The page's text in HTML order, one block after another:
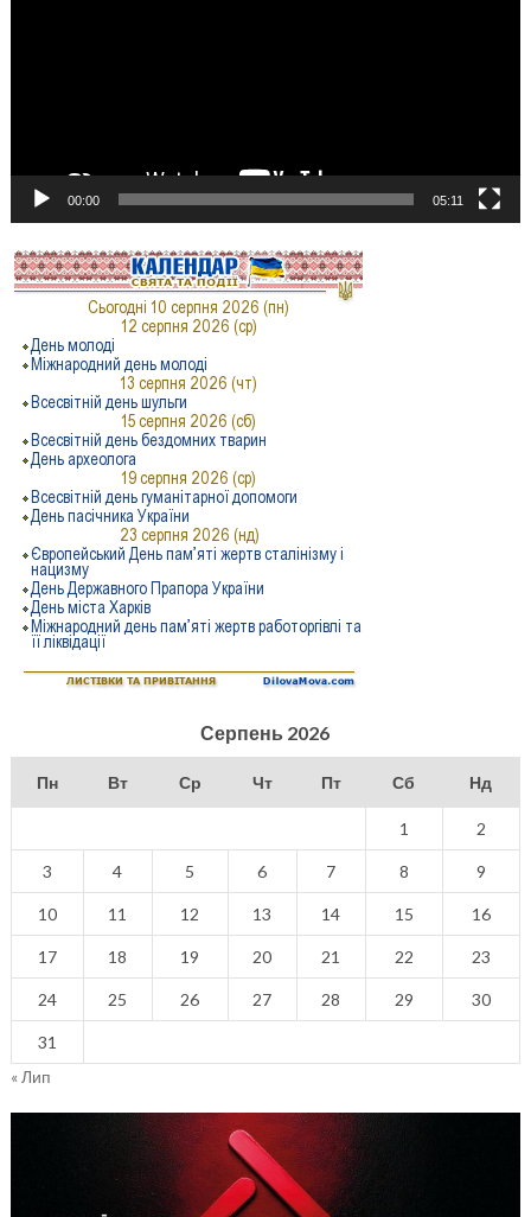
00:00 05:11
Серпень 2026
Пн Вт Ср Чт Пт Сб Нд
1 2
3 4 5 6 7 8 9
10 11 12 13 14 15 16
17 18 19 20 21 22 23
24 25 26 27 28 29 30
31
« Лип